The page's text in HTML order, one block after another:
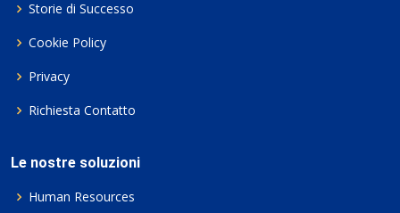
Storie di Successo
Cookie Policy
Privacy
Richiesta Contatto
Le nostre soluzioni
Human Resources